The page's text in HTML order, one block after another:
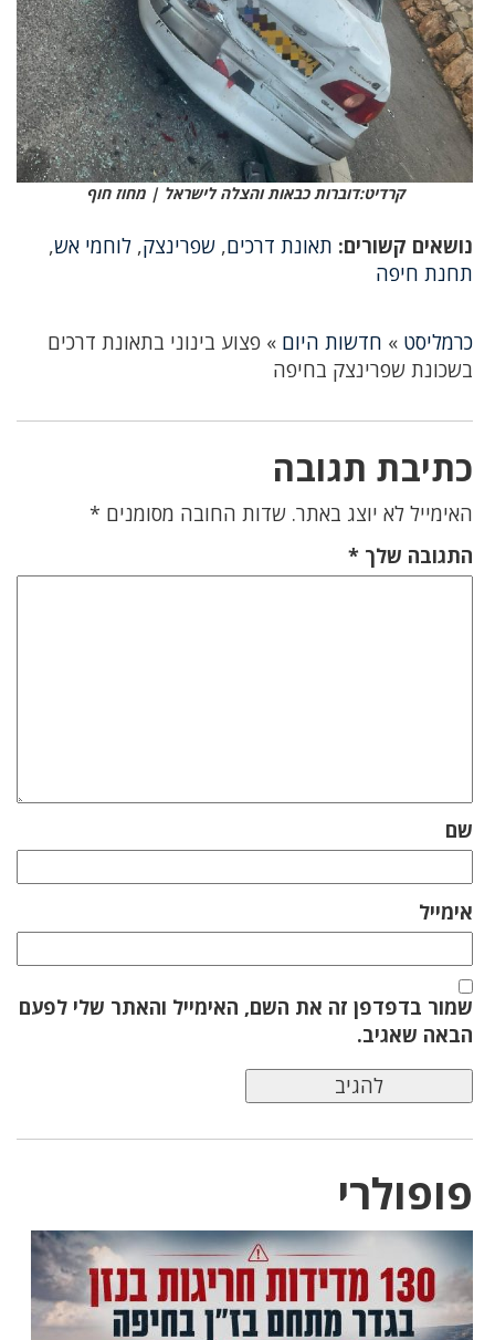
קרדיט:דוברות כבאות והצלה לישראל | מחוז חוף
נושאים קשורים: תאונת דרכים, שפרינצק, לוחמי אש,
תחנת חיפה
כרמליסט » חדשות היום » פצוע בינוני בתאונת דרכים
בשכונת שפרינצק בחיפה
כתיבת תגובה
האימייל לא יוצג באתר. שדות החובה מסומנים *
התגובה שלך *
שם
אימייל
שמור בדפדפן זה את השם, האימייל והאתר שלי לפעם
הבאה שאגיב.
פופולרי